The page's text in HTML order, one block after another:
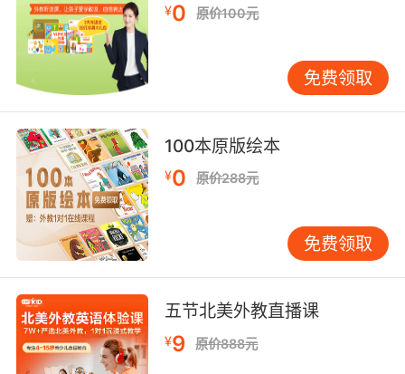
何从亲子游中带给孩子受益终生的收获。
本次讲座你将会听到——
1、带娃旅行怎样安排才能收获满满
3、注意！亲子旅行的常见误区
¥0 原价100元
免费领取
100本原版绘本
¥0 原价288元
免费领取
五节北美外教直播课
¥9 原价888元